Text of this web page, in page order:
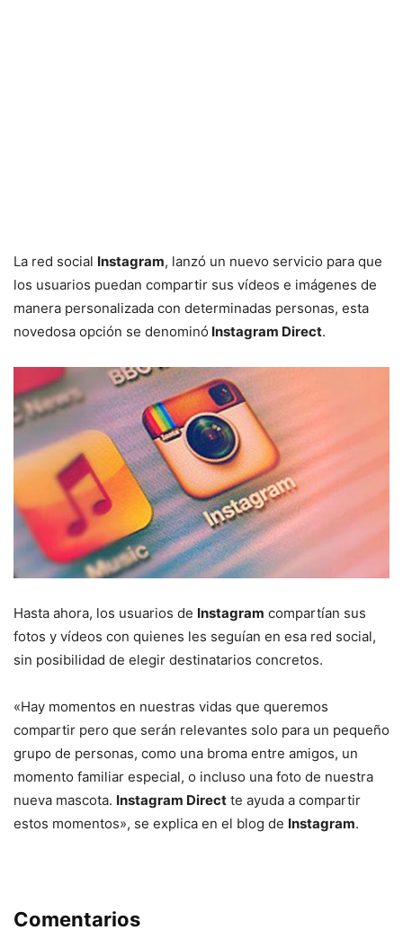
La red social Instagram, lanzó un nuevo servicio para que
los usuarios puedan compartir sus vídeos e imágenes de
manera personalizada con determinadas personas, esta
novedosa opción se denominó Instagram Direct.
Hasta ahora, los usuarios de Instagram compartían sus
fotos y vídeos con quienes les seguían en esa red social,
sin posibilidad de elegir destinatarios concretos.
«Hay momentos en nuestras vidas que queremos
compartir pero que serán relevantes solo para un pequeño
grupo de personas, como una broma entre amigos, un
momento familiar especial, o incluso una foto de nuestra
nueva mascota. Instagram Direct te ayuda a compartir
estos momentos», se explica en el blog de Instagram.
Comentarios